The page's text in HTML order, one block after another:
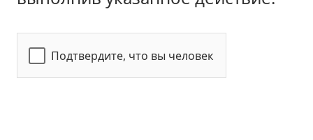
Подтвердите, что вы человек